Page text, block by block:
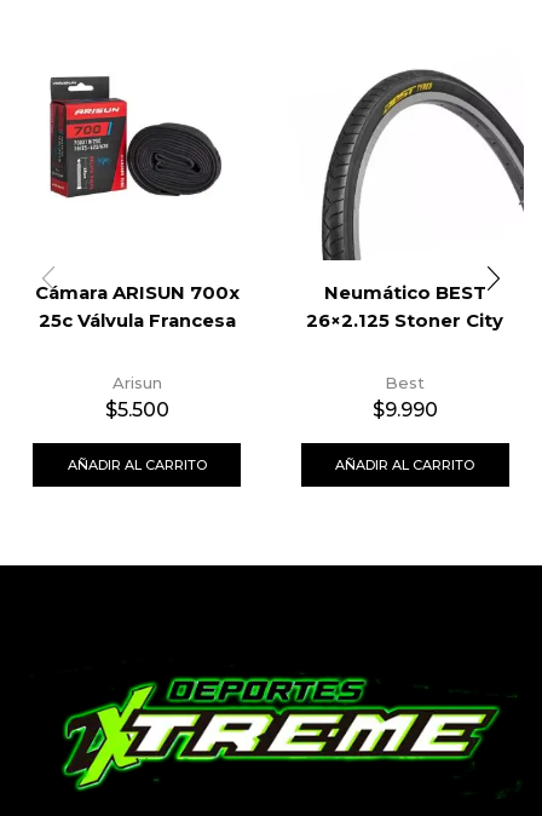
Cámara ARISUN 700x
25c Válvula Francesa
Arisun
$5.500
AÑADIR AL CARRITO
Neumático BEST
26×2.125 Stoner City
Best
$9.990
AÑADIR AL CARRITO